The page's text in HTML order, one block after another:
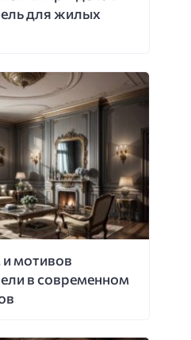
для жилых
мотивов
в современном